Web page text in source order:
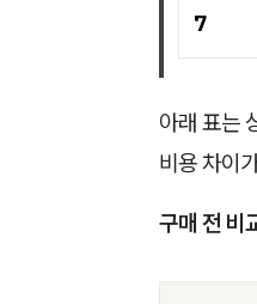
7
아래 표는
비용 차이
구매 전 비